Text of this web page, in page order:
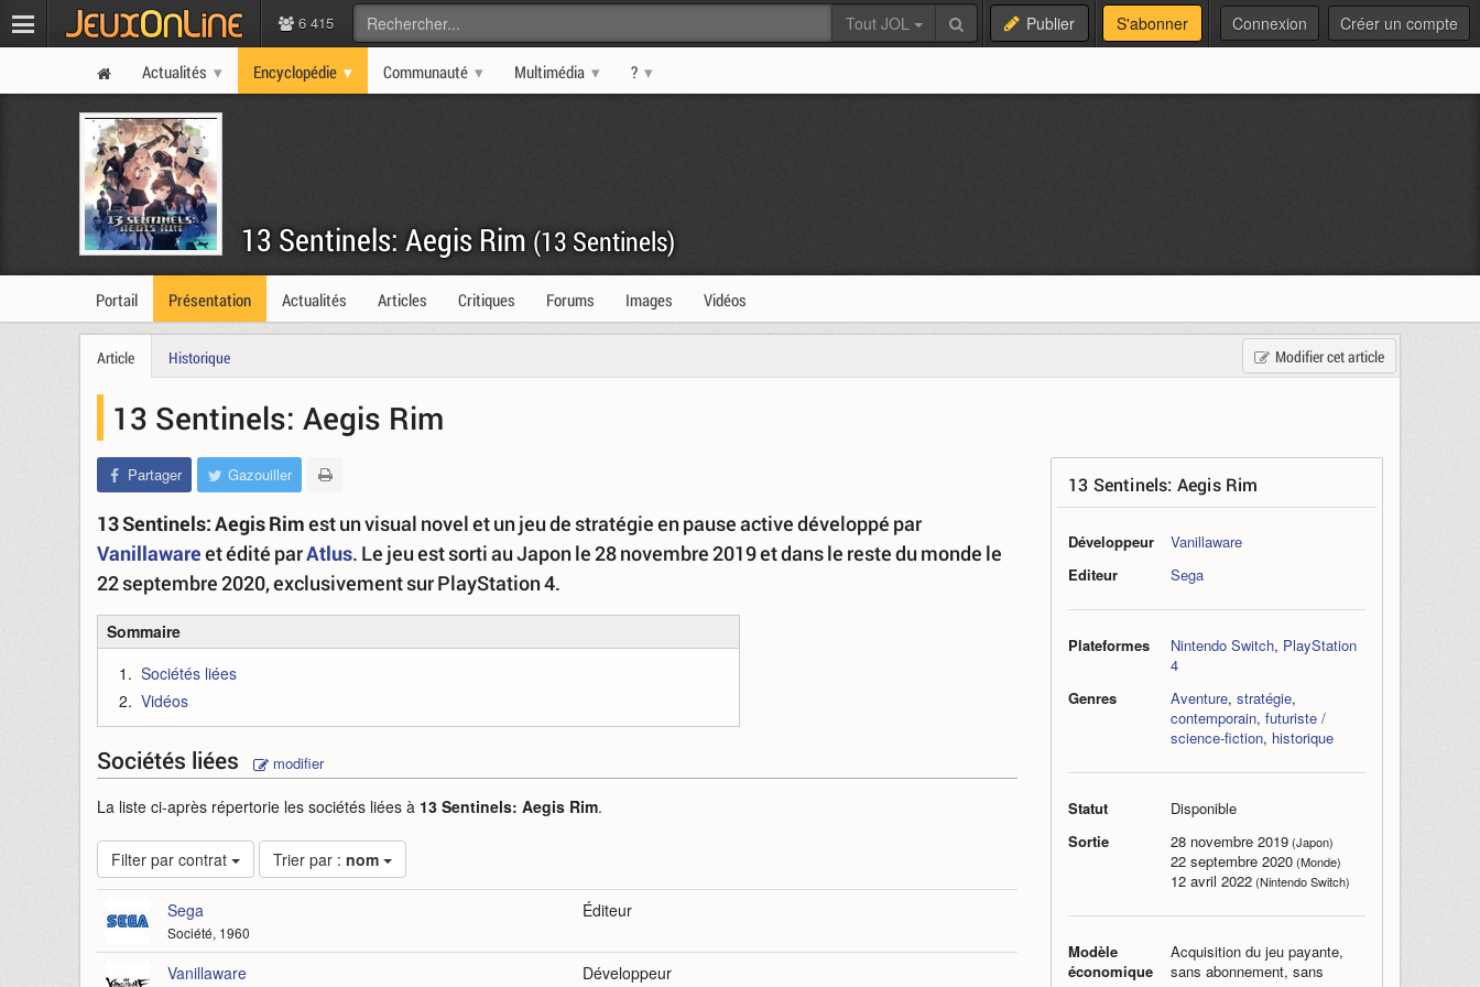
6 415 Tout JOL Publier S'abonner Connexion Créer un compte
Actualités Encyclopédie Communauté Multimédia ?
13 Sentinels: Aegis Rim(13 Sentinels)
Portail Présentation Actualités Articles Critiques Forums Images Vidéos
Modifier cet article
Article Historique
13 Sentinels: Aegis Rim
13 Sentinels: Aegis Rim
Développeur
Vanillaware
Editeur
Sega
Plateformes Nintendo Switch, PlayStation
4
Genres
Aventure, stratégie,
contemporain, futuriste /
science-fiction, historique
Statut
Disponible
Sortie
28 novembre 2019(Japon)
22 septembre 2020(Monde)
12 avril 2022(Nintendo Switch)
Modèle
économique
Acquisition du jeu payante,
sans abonnement, sans
Partager Gazouiller
13 Sentinels: Aegis Rimest un visual novel et un jeu de stratégie en pause active développé par
Vanillawareet édité parAtlus. Le jeu est sorti au Japon le 28 novembre 2019 et dans le reste du monde le
22 septembre 2020, exclusivement sur PlayStation 4.
Sommaire
Sociétés liées
Vidéos
Sociétés liées modifier
La liste ci-après répertorie les sociétés liées à 13 Sentinels: Aegis Rim.
Filter par contrat Trier par : nom
Sega
Société, 1960
Éditeur
Vanillaware Développeur